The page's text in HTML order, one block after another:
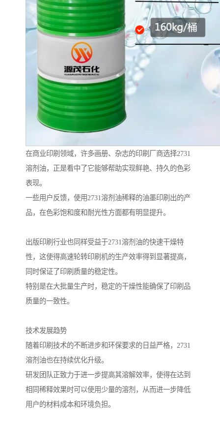
在商业印刷领域，许多画册、杂志的印刷厂商选择2731
溶剂油，正是看中了它能够帮助实现鲜艳、持久的色彩
表现。
一些用户反馈，使用2731溶剂油稀释的油墨印刷出的产
品，在色彩饱和度和耐光性方面都有明显提升。
出版印刷行业也同样受益于2731溶剂油的快速干燥特
性，这使得高速轮转印刷机的生产效率得到显著提高，
同时保证了印刷质量的稳定性。
特别是在大批量生产时，稳定的干燥性能确保了印刷品
质量的一致性。
技术发展趋势
随着印刷技术的不断进步和环保要求的日益严格，2731
溶剂油也在持续优化升级。
研发团队正致力于进一步提高其溶解效率，使得在达到
相同稀释效果时可以使用少量的溶剂，从而进一步降低
用户的材料成本和环境负担。